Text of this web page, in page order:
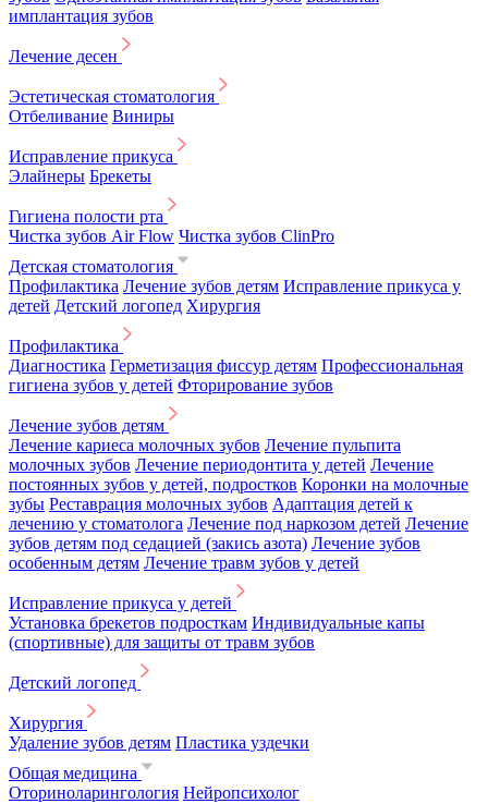
имплантация зубов
Лечение десен
Эстетическая стоматология
Отбеливание Виниры
Исправление прикуса
Элайнеры Брекеты
Гигиена полости рта
Чистка зубов Air Flow Чистка зубов ClinPro
Детская стоматология
Профилактика Лечение зубов детям Исправление прикуса у
детей Детский логопед Хирургия
Профилактика
Диагностика Герметизация фиссур детям Профессиональная
гигиена зубов у детей Фторирование зубов
Лечение зубов детям
Лечение кариеса молочных зубов Лечение пульпита
молочных зубов Лечение периодонтита у детей Лечение
постоянных зубов у детей, подростков Коронки на молочные
зубы Реставрация молочных зубов Адаптация детей к
лечению у стоматолога Лечение под наркозом детей Лечение
зубов детям под седацией (закись азота) Лечение зубов
особенным детям Лечение травм зубов у детей
Исправление прикуса у детей
Установка брекетов подросткам Индивидуальные капы
(спортивные) для защиты от травм зубов
Детский логопед
Хирургия
Удаление зубов детям Пластика уздечки
Общая медицина
Оториноларингология Нейропсихолог